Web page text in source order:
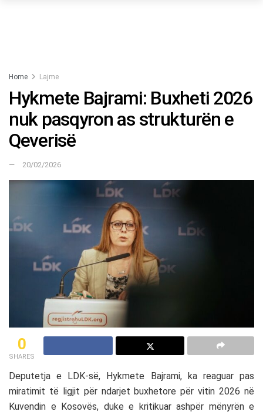
Home Lajme
Hykmete Bajrami: Buxheti 2026
nuk pasqyron as strukturën e
Qeverisë
20/02/2026
0
SHARES
Deputetja e LDK-së, Hykmete Bajrami, ka reaguar pas
miratimit të ligjit për ndarjet buxhetore për vitin 2026 në
Kuvendin e Kosovës, duke e kritikuar ashpër mënyrën e